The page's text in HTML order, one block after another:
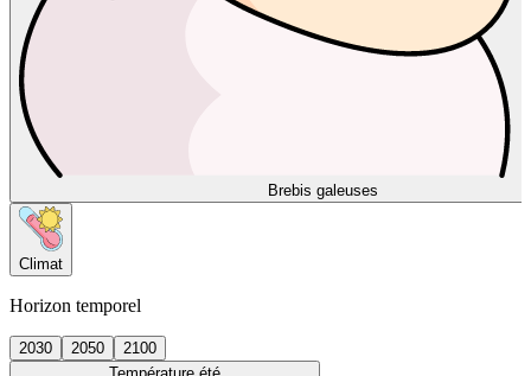
Brebis galeuses
Climat
Horizon temporel
2030 2050
2100